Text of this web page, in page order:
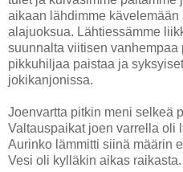
aikaan lähdimme kävelemään
alajuoksua. Lähtiessämme
suunnalta viitisen
pikkuhiljaa paistaa ja
jokikanjonissa.
Joenvartta pitkin meni selkeä
Valtauspaikat joen varrella oli
Aurinko lämmitti siinä määrin
Vesi oli kylläkin aikas raikasta.